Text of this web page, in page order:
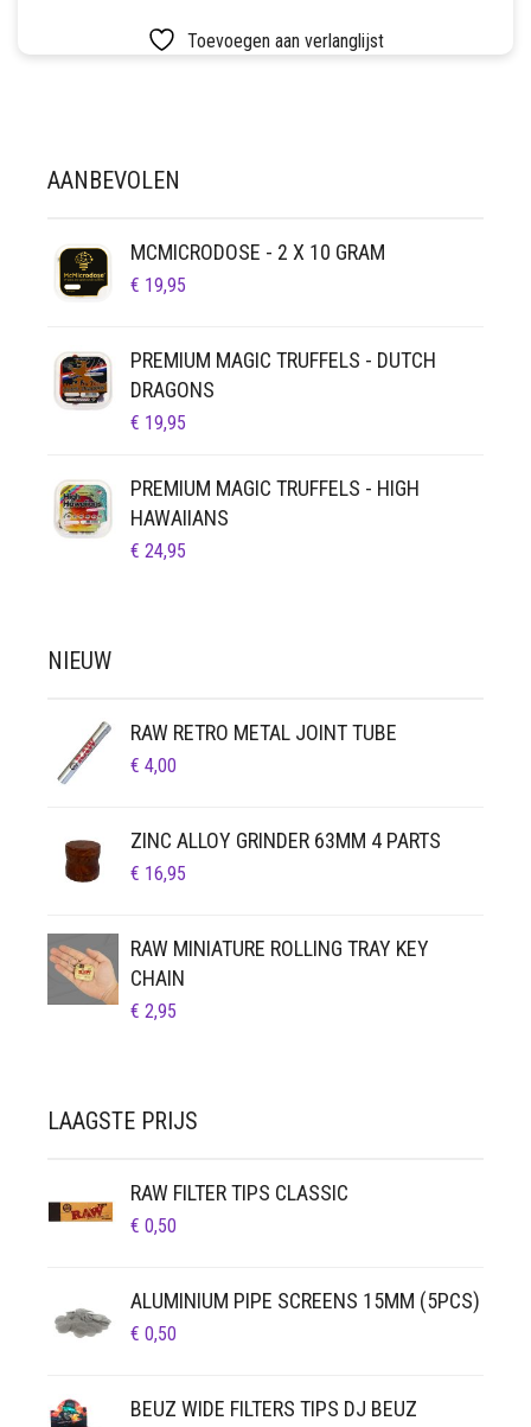
Toevoegen aan verlanglijst
AANBEVOLEN
MCMICRODOSE - 2 X 10 GRAM
€ 19,95
PREMIUM MAGIC TRUFFELS - DUTCH
DRAGONS
€ 19,95
PREMIUM MAGIC TRUFFELS - HIGH
HAWAIIANS
€ 24,95
NIEUW
RAW RETRO METAL JOINT TUBE
€ 4,00
ZINC ALLOY GRINDER 63MM 4 PARTS
€ 16,95
RAW MINIATURE ROLLING TRAY KEY
CHAIN
€ 2,95
LAAGSTE PRIJS
RAW FILTER TIPS CLASSIC
€ 0,50
ALUMINIUM PIPE SCREENS 15MM (5PCS)
€ 0,50
BEUZ WIDE FILTERS TIPS DJ BEUZ